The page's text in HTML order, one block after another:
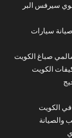
سيرفس البر
سيارات
صباغ الكويت
الكويت
والصيانة